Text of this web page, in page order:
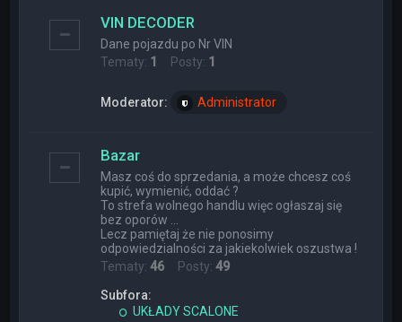
VIN DECODER
Dane pojazdu po Nr VIN
Tematy: 1 Posty: 1
Moderator: Administrator
Bazar
Masz coś do sprzedania, a może chcesz coś
kupić, wymienić, oddać ?
To strefa wolnego handlu więc ogłaszaj się
bez oporów ...
Lecz pamiętaj że nie ponosimy
odpowiedzialności za jakiekolwiek oszustwa !
Tematy:46 Posty:49
Subfora:
UKŁADY SCALONE